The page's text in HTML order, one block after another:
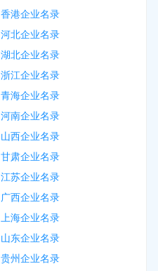
香港企业名录
河北企业名录
湖北企业名录
浙江企业名录
青海企业名录
河南企业名录
山西企业名录
甘肃企业名录
江苏企业名录
广西企业名录
上海企业名录
山东企业名录
贵州企业名录